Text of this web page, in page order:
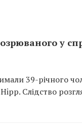
у
39-річного
Слідство